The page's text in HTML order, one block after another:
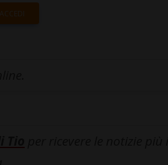
ACCEDI